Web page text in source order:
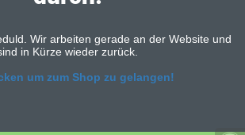
Wir arbeiten gerade an der Website und
in Kürze wieder zurück.
um zum Shop zu gelangen!